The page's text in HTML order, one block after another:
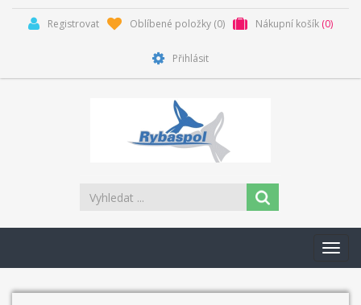
Registrovat Oblíbené položky (0) Nákupní košík (0)
Přihlásit